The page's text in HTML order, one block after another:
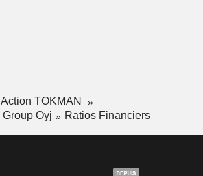
Action TOKMAN
Oyj
Ratios Financiers